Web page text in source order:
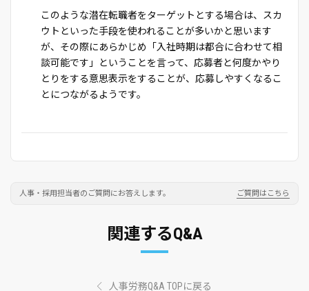
このような潜在転職者をターゲットとする場合は、スカ
ウトといった手段を使われることが多いかと思います
が、その際にあらかじめ「入社時期は都合に合わせて相
談可能です」ということを言って、応募者と何度かやり
とりをする意思表示をすることが、応募しやすくなるこ
とにつながるようです。
人事・採用担当者のご質問にお答えします。 ご質問はこちら
関連するQ&A
人事労務Q&A TOPに戻る